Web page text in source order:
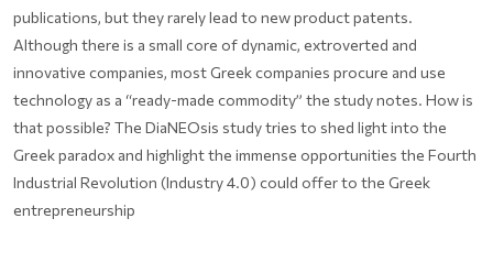
publications, but they rarely lead to new product patents.
Although there is a small core of dynamic, extroverted and
innovative companies, most Greek companies procure and use
technology as a “ready-made commodity” the study notes. How is
that possible? The DiaNEOsis study tries to shed light into the
Greek paradox and highlight the immense opportunities the Fourth
Industrial Revolution (Industry 4.0) could offer to the Greek
entrepreneurship